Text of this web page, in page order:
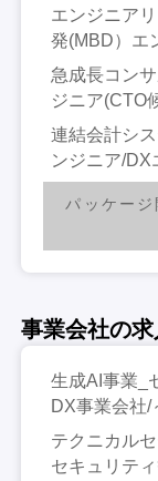
エンジニア
発(MBD）エ
急成長コン
ジニア(CTO
連結会計シ
ンジニア/DX
パッケー
事業会社の
生成AI事業_
DX事業会社/
テクニカル
セキュリテ